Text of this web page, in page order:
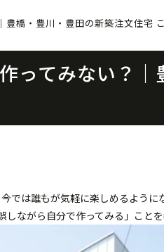
橋・豊川・豊田の新築注文住宅
ってみない？｜
では誰もが気軽に楽しめるよう
ながら自分で作ってみる」ことを